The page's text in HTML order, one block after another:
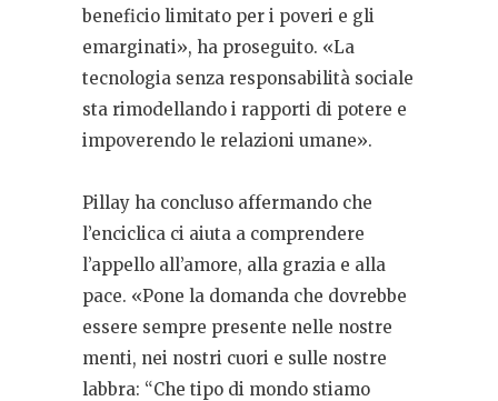
beneficio limitato per i poveri e gli
emarginati», ha proseguito. «La
tecnologia senza responsabilità sociale
sta rimodellando i rapporti di potere e
impoverendo le relazioni umane».
Pillay ha concluso affermando che
l’enciclica ci aiuta a comprendere
l’appello all’amore, alla grazia e alla
pace. «Pone la domanda che dovrebbe
essere sempre presente nelle nostre
menti, nei nostri cuori e sulle nostre
labbra: “Che tipo di mondo stiamo